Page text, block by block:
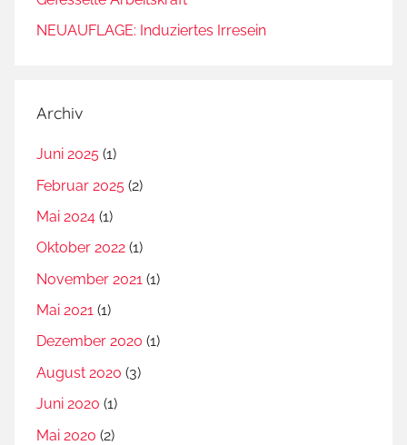
NEUAUFLAGE: Induziertes Irresein
Archiv
Juni 2025 (1)
Februar 2025 (2)
Mai 2024 (1)
Oktober 2022 (1)
November 2021 (1)
Mai 2021 (1)
Dezember 2020 (1)
August 2020 (3)
Juni 2020 (1)
Mai 2020 (2)